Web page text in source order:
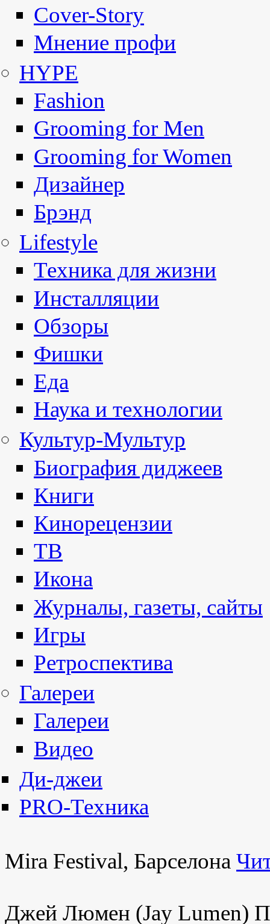
Cover-Story
Мнение профи
HYPE
Fashion
Grooming for Men
Grooming for Women
Дизайнер
Брэнд
Lifestyle
Техника для жизни
Инсталляции
Обзоры
Фишки
Еда
Наука и технологии
Культур-Мультур
Биография диджеев
Книги
Кинорецензии
ТВ
Икона
Журналы, газеты, сайты
Игры
Ретроспектива
Галереи
Галереи
Видео
Ди-джеи
PRO-Техника
Mira Festival, Барселона
Джей Люмен (Jay Lumen)